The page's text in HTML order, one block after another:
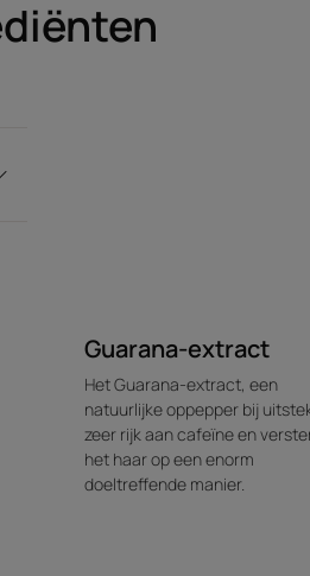
essentiële oliën. Ze omhult het
en tijm.
Guarana-extract
Het Guarana-extract, een
natuurlijke oppepper bij
zeer rijk aan cafeïne en
het haar op een enorm
doeltreffende manier.